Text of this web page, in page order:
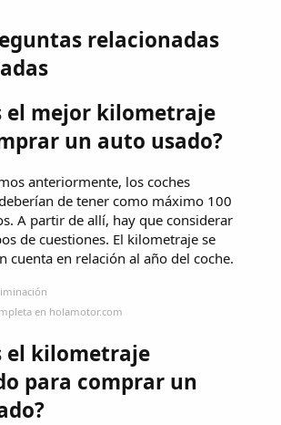
relacionadas
el mejor kilometraje
un auto usado?
anteriormente, los coches
de tener como máximo 100
A partir de allí, hay que considerar
de cuestiones. El kilometraje se
cuenta en relación al año del coche.
en holamotor.com
el kilometraje
para comprar un